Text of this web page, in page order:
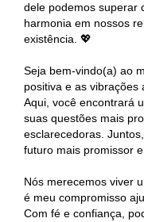
dele podemos superar
harmonia em nossos
existência. 💖
Seja bem-vindo(a) ao
positiva e as vibrações
Aqui, você encontrará
suas questões mais
esclarecedoras.
futuro mais promissor
Nós merecemos viver
é meu compromisso
Com fé e confiança,